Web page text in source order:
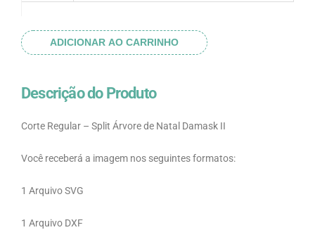
quantidadeADICIONAR AO CARRINHO
Descrição do Produto
Corte Regular – Split Árvore de Natal Damask II
Você receberá a imagem nos seguintes formatos:
1 Arquivo SVG
1 Arquivo DXF